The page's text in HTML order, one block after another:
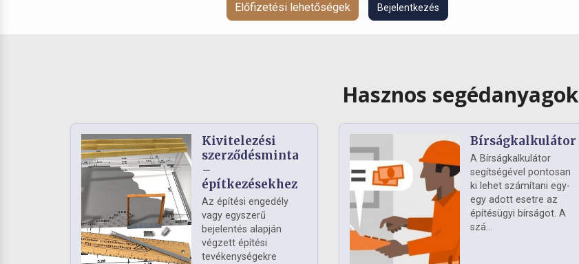
Előfizetési lehetőségek Bejelentkezés
Hasznos segédanyagok
Kivitelezési
szerződésminta
–
építkezésekhez
Az építési engedély
vagy egyszerű
bejelentés alapján
végzett építési
tevékenységekre
Bírságkalkulátor
A Bírságkalkulátor
segítségével pontosan
ki lehet számítani egy-
egy adott esetre az
építésügyi bírságot. A
szá...